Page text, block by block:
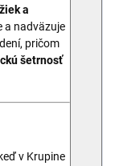
a
a nadväzuje
pričom
šetrnosť
v Krupine